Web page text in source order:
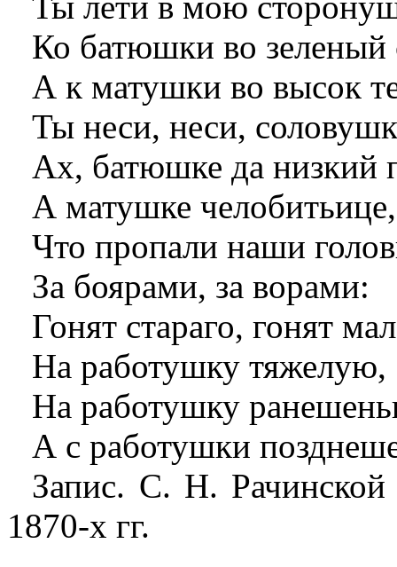
Ко батюшки во зеленый
А к матушки во высок
Ты неси, неси,
Ах, батюшке да низкий
А матушке челобитьице,
Что пропали наши
За боярами, за ворами:
Гонят стараго, гонят
На работушку тяжелую,
На работушку
А с работушки
Запис. С. Н.
1870-х гг.